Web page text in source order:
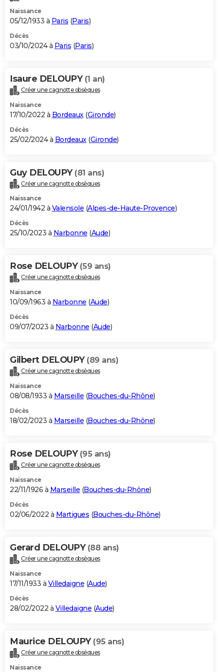
Naissance
05/12/1933 à Paris (Paris)
Décès
03/10/2024 à Paris (Paris)
Isaure DELOUPY (1 an)
Créer une cagnotte obsèques
Naissance
17/10/2022 à Bordeaux (Gironde)
Décès
25/02/2024 à Bordeaux (Gironde)
Guy DELOUPY (81 ans)
Créer une cagnotte obsèques
Naissance
24/01/1942 à Valensole (Alpes-de-Haute-Provence)
Décès
25/10/2023 à Narbonne (Aude)
Rose DELOUPY (59 ans)
Créer une cagnotte obsèques
Naissance
10/09/1963 à Narbonne (Aude)
Décès
09/07/2023 à Narbonne (Aude)
Gilbert DELOUPY (89 ans)
Créer une cagnotte obsèques
Naissance
08/08/1933 à Marseille (Bouches-du-Rhône)
Décès
18/02/2023 à Marseille (Bouches-du-Rhône)
Rose DELOUPY (95 ans)
Créer une cagnotte obsèques
Naissance
22/11/1926 à Marseille (Bouches-du-Rhône)
Décès
02/06/2022 à Martigues (Bouches-du-Rhône)
Gerard DELOUPY (88 ans)
Créer une cagnotte obsèques
Naissance
17/11/1933 à Villedaigne (Aude)
Décès
28/02/2022 à Villedaigne (Aude)
Maurice DELOUPY (95 ans)
Créer une cagnotte obsèques
Naissance